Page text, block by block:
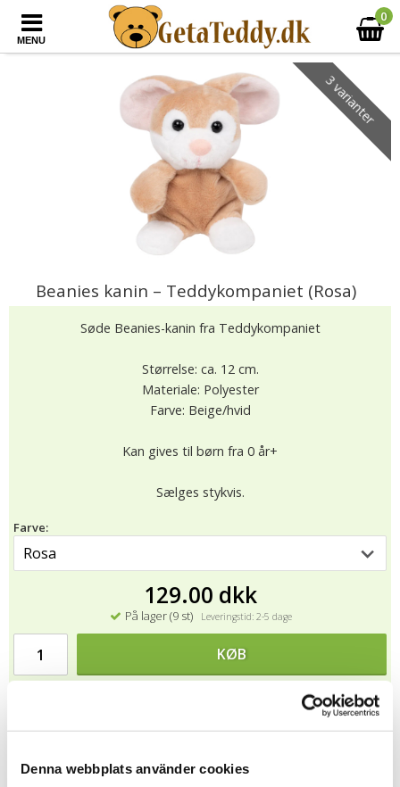
Denna webbplats använder cookies
MENU
0
3 varianter
Beanies kanin – Teddykompaniet (Rosa)
Søde Beanies-kanin fra Teddykompaniet
Størrelse: ca. 12 cm.
Materiale: Polyester
Farve: Beige/hvid
Kan gives til børn fra 0 år+
Sælges stykvis.
Farve:
129.00 dkk
På lager (9 st) Leveringstid: 2-5 dage
KØB
★★★★★
Alle bamser fra Teddykompaniet er CE-mærket og testet i